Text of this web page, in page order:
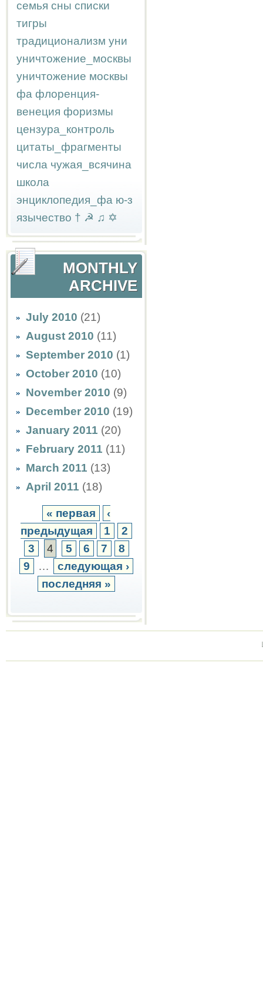
семья сны списки
тигры
традиционализм уни
уничтожение_москвы
уничтожение москвы
фа флоренция-
венеция форизмы
цензура_контроль
цитаты_фрагменты
числа чужая_всячина
школа
энциклопедия_фа ю-з
язычество † ☭ ♫ ✡
MONTHLY
ARCHIVE
July 2010 (21)
August 2010 (11)
September 2010 (1)
October 2010 (10)
November 2010 (9)
December 2010 (19)
January 2011 (20)
February 2011 (11)
March 2011 (13)
April 2011 (18)
« первая
‹
предыдущая
1
2
3
4 5 6 7
8
9
…
следующая ›
последняя »